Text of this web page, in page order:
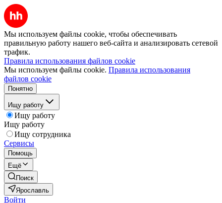
Мы используем файлы cookie, чтобы обеспечивать
правильную работу нашего веб-сайта и анализировать сетевой
трафик.
Правила использования файлов cookie
Мы используем файлы cookie. Правила использования
файлов cookie
Понятно
Ищу работу
Ищу работу
Ищу работу
Ищу сотрудника
Сервисы
Помощь
Ещё
Поиск
Ярославль
Войти